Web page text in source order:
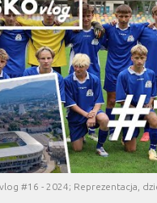
#16 - 2024; Reprezentacja,